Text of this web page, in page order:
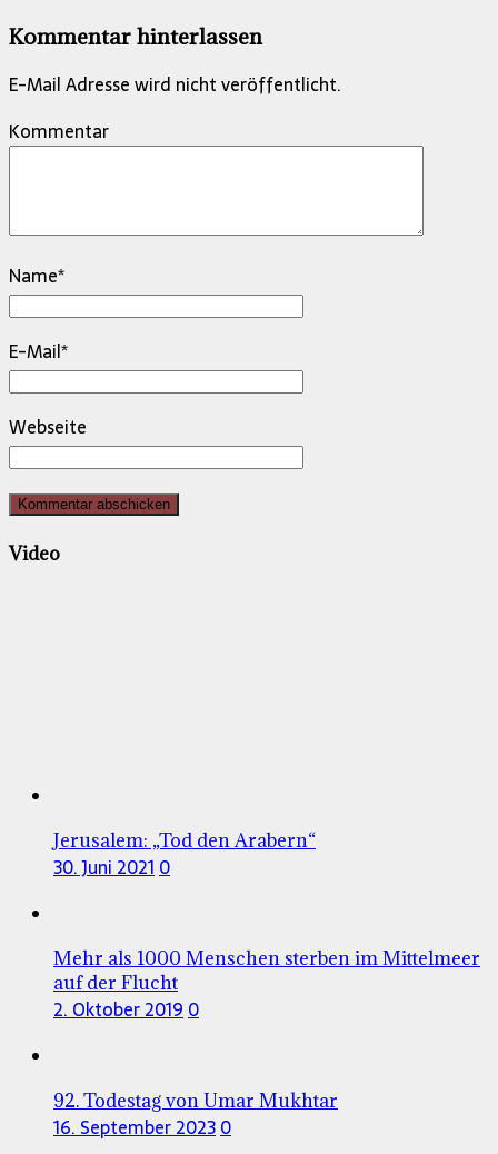
Kommentar hinterlassen
E-Mail Adresse wird nicht veröffentlicht.
Kommentar
Name*
E-Mail*
Webseite
Video
Jerusalem: „Tod den Arabern“
30. Juni 2021 0
Mehr als 1000 Menschen sterben im Mittelmeer
auf der Flucht
2. Oktober 2019 0
92. Todestag von Umar Mukhtar
16. September 20230